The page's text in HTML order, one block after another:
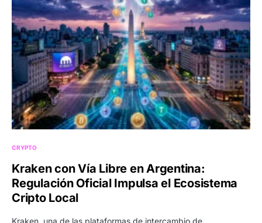
CRYPTO
Kraken con Vía Libre en Argentina:
Regulación Oficial Impulsa el Ecosistema
Cripto Local
Kraken, una de las plataformas de intercambio de